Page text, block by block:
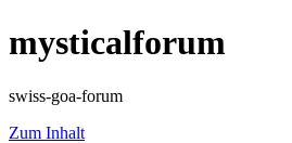
mysticalforum
swiss-goa-forum
Zum Inhalt